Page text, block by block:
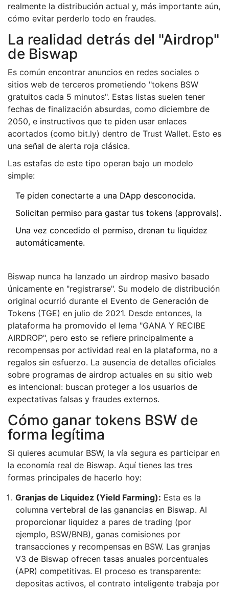
realmente la distribución actual y, más importante aún,
cómo evitar perderlo todo en fraudes.
La realidad detrás del "Airdrop"
de Biswap
Es común encontrar anuncios en redes sociales o
sitios web de terceros prometiendo "tokens BSW
gratuitos cada 5 minutos". Estas listas suelen tener
fechas de finalización absurdas, como diciembre de
2050, e instructivos que te piden usar enlaces
acortados (como bit.ly) dentro de Trust Wallet. Esto es
una señal de alerta roja clásica.
Las estafas de este tipo operan bajo un modelo
simple:
Te piden conectarte a una DApp desconocida.
Solicitan permiso para gastar tus tokens (approvals).
Una vez concedido el permiso, drenan tu liquidez
automáticamente.
Biswap nunca ha lanzado un airdrop masivo basado
únicamente en "registrarse". Su modelo de distribución
original ocurrió durante el Evento de Generación de
Tokens (TGE) en julio de 2021. Desde entonces, la
plataforma ha promovido el lema "GANA Y RECIBE
AIRDROP", pero esto se refiere principalmente a
recompensas por actividad real en la plataforma, no a
regalos sin esfuerzo. La ausencia de detalles oficiales
sobre programas de airdrop actuales en su sitio web
es intencional: buscan proteger a los usuarios de
expectativas falsas y fraudes externos.
Cómo ganar tokens BSW de
forma legítima
Si quieres acumular BSW, la vía segura es participar en
la economía real de Biswap. Aquí tienes las tres
formas principales de hacerlo hoy:
Granjas de Liquidez (Yield Farming): Esta es la
columna vertebral de las ganancias en Biswap. Al
proporcionar liquidez a pares de trading (por
ejemplo, BSW/BNB), ganas comisiones por
transacciones y recompensas en BSW. Las granjas
V3 de Biswap ofrecen tasas anuales porcentuales
(APR) competitivas. El proceso es transparente:
depositas activos, el contrato inteligente trabaja por